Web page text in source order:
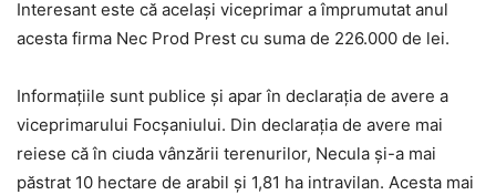
Interesant este că acelaşi viceprimar a împrumutat anul
acesta firma Nec Prod Prest cu suma de 226.000 de lei.
Informaţiile sunt publice şi apar în declaraţia de avere a
viceprimarului Focşaniului. Din declaraţia de avere mai
reiese că în ciuda vânzării terenurilor, Necula şi-a mai
păstrat 10 hectare de arabil și 1,81 ha intravilan. Acesta mai